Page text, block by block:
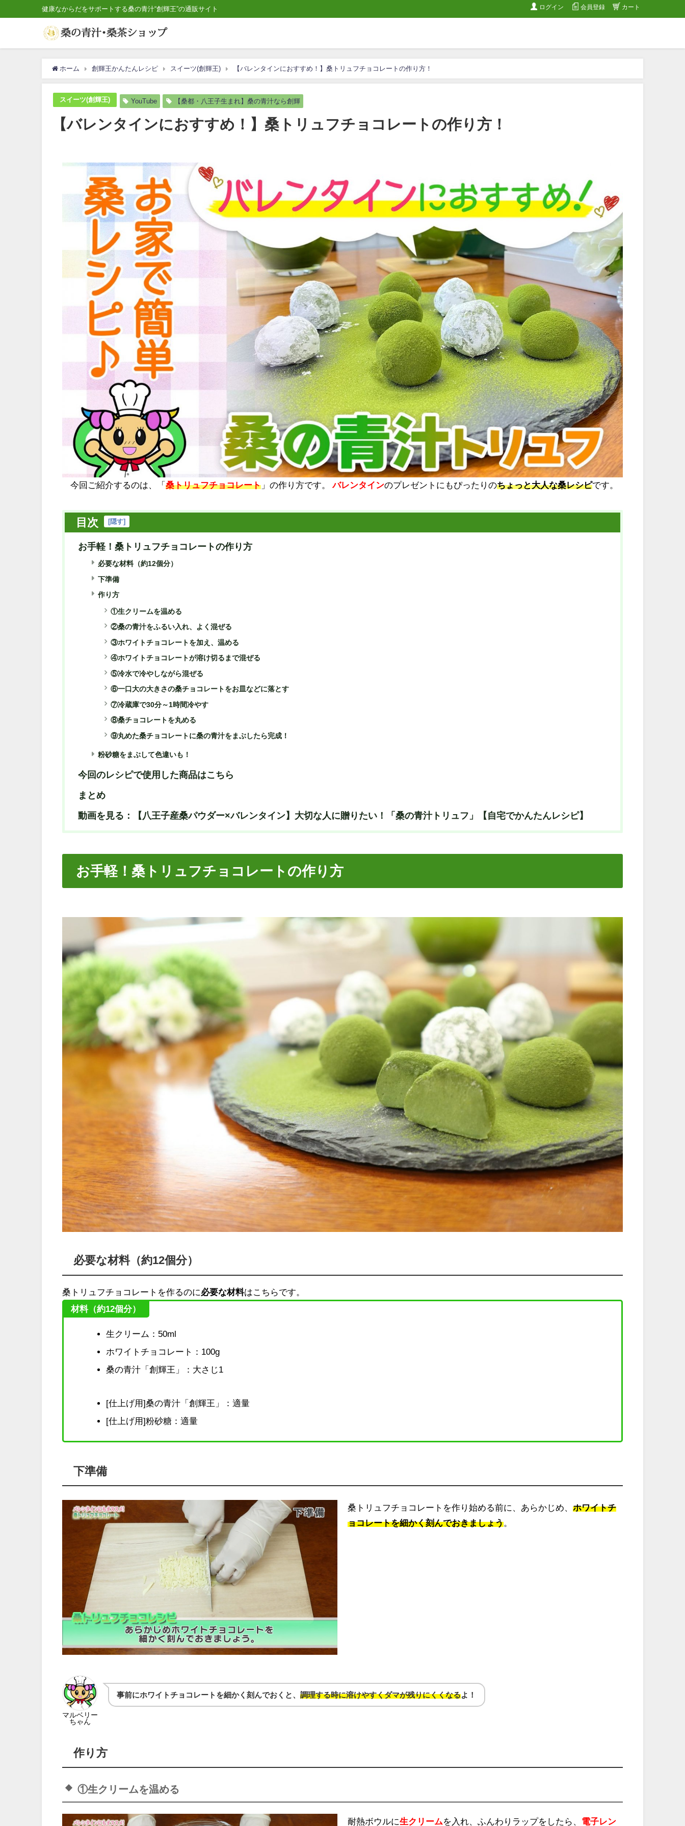
健康なからだをサポートする桑の青汁“創輝王”の通販サイト ログイン 会員登録 カート
ホーム 創輝王かんたんレシピ スイーツ(創輝王) 【バレンタインにおすすめ！】桑トリュフチョコレートの作り方！
スイーツ(創輝王) YouTube 【桑都・八王子生まれ】桑の青汁なら創輝
【バレンタインにおすすめ！】桑トリュフチョコレートの作り方！
今回ご紹介するのは、「 桑トリュフチョコレート 」の作り方です。バレンタインのプレゼントにもぴったりのちょっと大人な桑レシピです。
目次 [隠す]
お手軽！桑トリュフチョコレートの作り方
必要な材料（約12個分）
下準備
作り方
①生クリームを温める
②桑の青汁をふるい入れ、よく混ぜる
③ホワイトチョコレートを加え、温める
④ホワイトチョコレートが溶け切るまで混ぜる
⑤冷水で冷やしながら混ぜる
⑥一口大の大きさの桑チョコレートをお皿などに落とす
⑦冷蔵庫で30分～1時間冷やす
⑧桑チョコレートを丸める
⑨丸めた桑チョコレートに桑の青汁をまぶしたら完成！
粉砂糖をまぶして色違いも！
今回のレシピで使用した商品はこちら
まとめ
動画を見る：【八王子産桑パウダー×バレンタイン】大切な人に贈りたい！「桑の青汁トリュフ」【自宅でかんたんレシピ】
お手軽！桑トリュフチョコレートの作り方
必要な材料（約12個分）
桑トリュフチョコレートを作るのに必要な材料はこちらです。
材料（約12個分）
生クリーム：50ml
ホワイトチョコレート：100g
桑の青汁「創輝王」：大さじ1
[仕上げ用]桑の青汁「創輝王」：適量
[仕上げ用]粉砂糖：適量
下準備
桑トリュフチョコレートを作り始める前に、あらかじめ、 ホワイトチ
ョコレートを細かく刻んでおきましょう。
マルベリー
ちゃん
事前にホワイトチョコレートを細かく刻んでおくと、調理する時に溶けやすくダマが残りにくくなる よ！
作り方
①生クリームを温める
耐熱ボウルに生クリームを入れ、ふんわりラップをしたら、 電子レン